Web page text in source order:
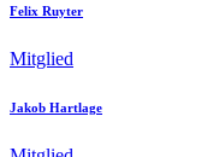
Felix Ruyter
Mitglied
Jakob Hartlage